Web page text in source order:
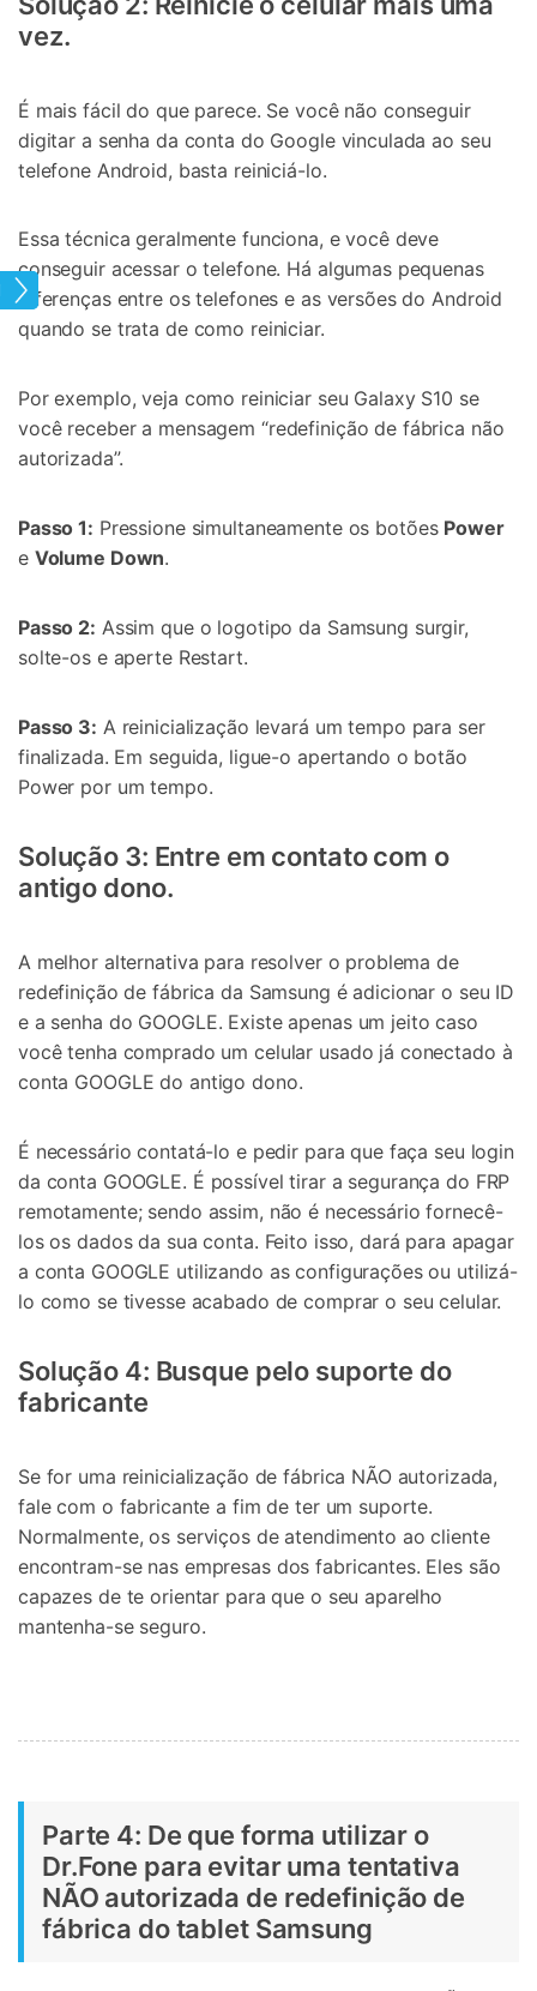
vez.
É mais fácil do que parece. Se você não conseguir
digitar a senha da conta do Google vinculada ao seu
telefone Android, basta reiniciá-lo.
Essa técnica geralmente funciona, e você deve
conseguir acessar o telefone. Há algumas pequenas
diferenças entre os telefones e as versões do Android
quando se trata de como reiniciar.
Por exemplo, veja como reiniciar seu Galaxy S10 se
você receber a mensagem “redefinição de fábrica não
autorizada”.
Passo 1: Pressione simultaneamente os botões Power
e Volume Down.
Passo 2: Assim que o logotipo da Samsung surgir,
solte-os e aperte Restart.
Passo 3: A reinicialização levará um tempo para ser
finalizada. Em seguida, ligue-o apertando o botão
Power por um tempo.
Solução 3: Entre em contato com o
antigo dono.
A melhor alternativa para resolver o problema de
redefinição de fábrica da Samsung é adicionar o seu ID
e a senha do GOOGLE. Existe apenas um jeito caso
você tenha comprado um celular usado já conectado à
conta GOOGLE do antigo dono.
É necessário contatá-lo e pedir para que faça seu login
da conta GOOGLE. É possível tirar a segurança do FRP
remotamente; sendo assim, não é necessário fornecê-
los os dados da sua conta. Feito isso, dará para apagar
a conta GOOGLE utilizando as configurações ou utilizá-
lo como se tivesse acabado de comprar o seu celular.
Solução 4: Busque pelo suporte do
fabricante
Se for uma reinicialização de fábrica NÃO autorizada,
fale com o fabricante a fim de ter um suporte.
Normalmente, os serviços de atendimento ao cliente
encontram-se nas empresas dos fabricantes. Eles são
capazes de te orientar para que o seu aparelho
mantenha-se seguro.
Parte 4: De que forma utilizar o
Dr.Fone para evitar uma tentativa
NÃO autorizada de redefinição de
fábrica do tablet Samsung